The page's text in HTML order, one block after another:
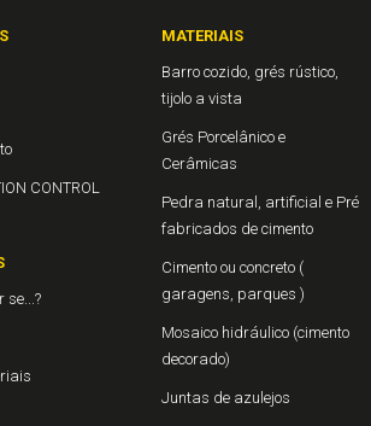
CONTROL
se...?
MATERIAIS
Barro cozido, grés rústico,
tijolo a vista
Grés Porcelânico e
Cerâmicas
Pedra natural, artificial e Pré
fabricados de cimento
Cimento ou concreto (
garagens, parques )
Mosaico hidráulico (cimento
decorado)
Juntas de azulejos